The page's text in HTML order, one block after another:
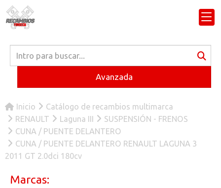
Avanzada
Inicio
Catálogo de recambios multimarca
RENAULT
Laguna III
SUSPENSIÓN - FRENOS
CUNA / PUENTE DELANTERO
CUNA / PUENTE DELANTERO RENAULT LAGUNA 3
2011 GT 2.0dci 180cv
Marcas: